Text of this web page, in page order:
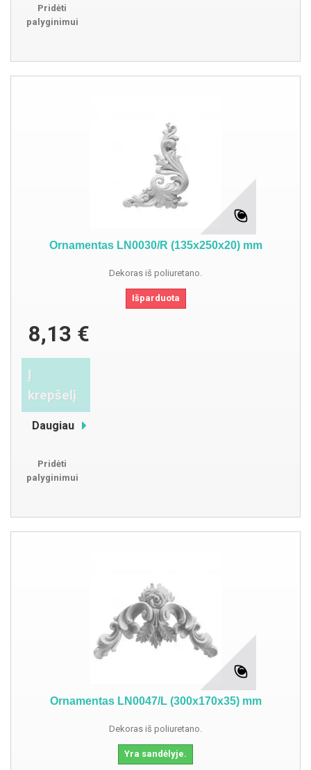
Pridėti
palyginimui
Ornamentas LN0030/R (135x250x20) mm
Dekoras iš poliuretano.
Išparduota
8,13 €
Į
krepšelį
Daugiau
Pridėti
palyginimui
Ornamentas LN0047/L (300x170x35) mm
Dekoras iš poliuretano.
Yra sandėlyje.